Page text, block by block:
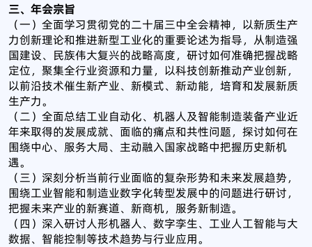
三、年会宗旨
（一）全面学习贯彻党的二十届三中全会精神，以新质生产
力创新理论和推进新型工业化的重要论述为指导，从制造强
国建设、民族伟大复兴的战略高度，研讨如何准确把握战略
定位，聚集全行业资源和力量，以科技创新推动产业创新，
以前沿技术催生新产业、新模式、新动能，培育和发展新质
生产力。
（二）全面总结工业自动化、机器人及智能制造装备产业近
年来取得的发展成就、面临的痛点和共性问题，探讨如何在
围绕中心、服务大局、主动融入国家战略中把握历史新机
遇。
（三）深刻分析当前行业面临的复杂形势和未来发展趋势，
围绕工业智能和制造业数字化转型发展中的问题进行研讨，
把握未来产业的新赛道、新商机，服务新制造。
（四）深入研讨人形机器人、数字孪生、工业人工智能与大
数据、智能控制等技术趋势与行业应用。